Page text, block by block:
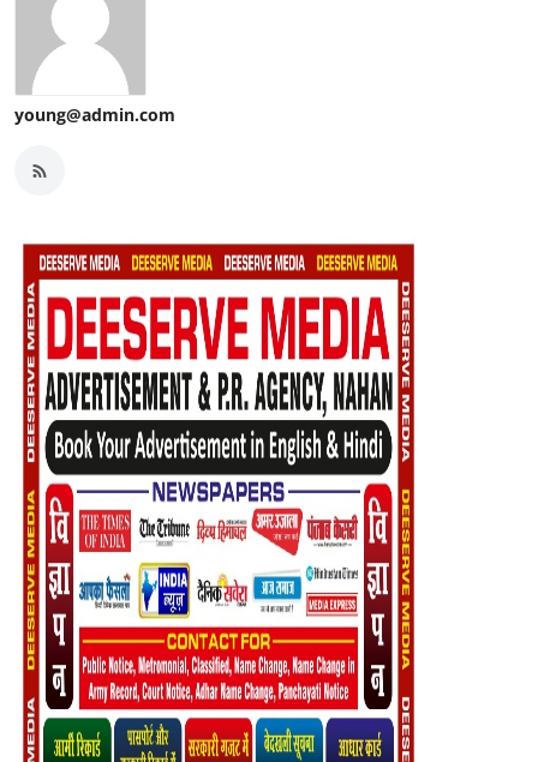
young@admin.com